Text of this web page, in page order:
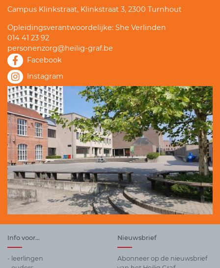
Campus Klinkstraat, Klinkstraat 3, 2300 Turnhout
Opleidingsverantwoordelijke: She Verlinden
014 41 23 92
personenzorg@heilig-graf.be
Facebook
Instagram
Info voor...
- leerlingen
Nieuwsbrief
Abonneer op de nieuwsbrief